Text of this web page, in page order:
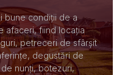
bune condiții de a
afaceri, fiind locația
petreceri de sfârșit
degustări de
nunți, botezuri,